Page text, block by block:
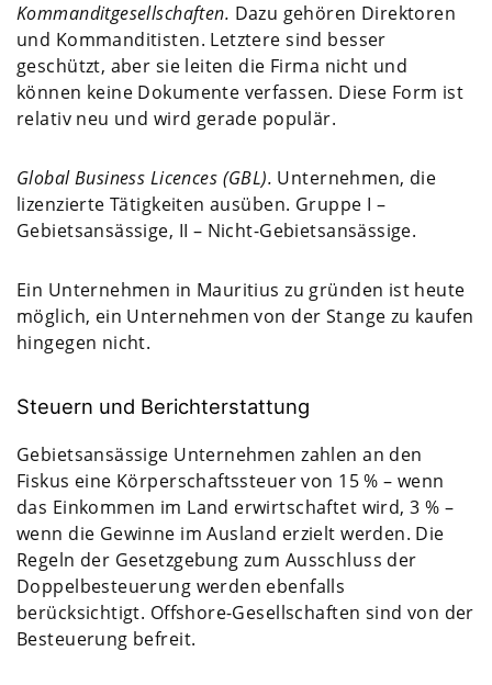
Kommanditgesellschaften. Dazu gehören Direktoren
und Kommanditisten. Letztere sind besser
geschützt, aber sie leiten die Firma nicht und
können keine Dokumente verfassen. Diese Form ist
relativ neu und wird gerade populär.
Global Business Licences (GBL). Unternehmen, die
lizenzierte Tätigkeiten ausüben. Gruppe I –
Gebietsansässige, II – Nicht-Gebietsansässige.
Ein Unternehmen in Mauritius zu gründen ist heute
möglich, ein Unternehmen von der Stange zu kaufen
hingegen nicht.
Steuern und Berichterstattung
Gebietsansässige Unternehmen zahlen an den
Fiskus eine Körperschaftssteuer von 15 % – wenn
das Einkommen im Land erwirtschaftet wird, 3 % –
wenn die Gewinne im Ausland erzielt werden. Die
Regeln der Gesetzgebung zum Ausschluss der
Doppelbesteuerung werden ebenfalls
berücksichtigt. Offshore-Gesellschaften sind von der
Besteuerung befreit.